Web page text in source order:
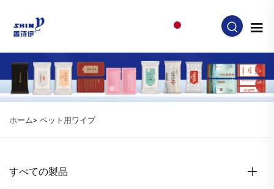
ホーム> ペット用ワイプ
すべての製品